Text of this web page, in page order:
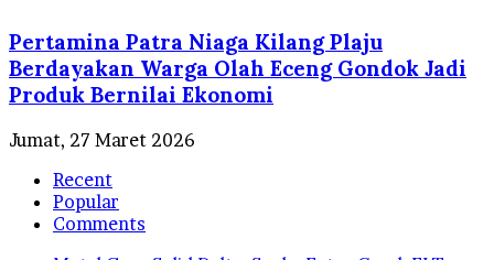
Pertamina Patra Niaga Kilang Plaju
Berdayakan Warga Olah Eceng Gondok Jadi
Produk Bernilai Ekonomi
Jumat, 27 Maret 2026
Recent
Popular
Comments